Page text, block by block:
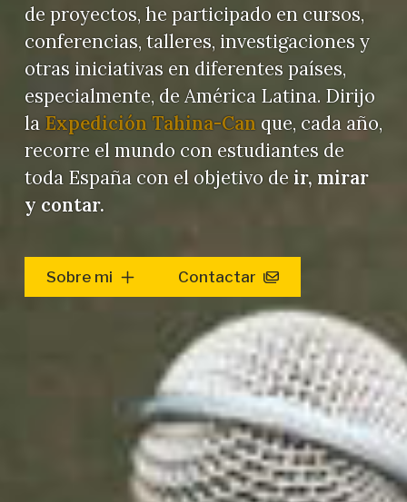
de proyectos, he participado en cursos,
conferencias, talleres, investigaciones y
otras iniciativas en diferentes países,
especialmente, de América Latina. Dirijo
la Expedición Tahina-Can que, cada año,
recorre el mundo con estudiantes de
toda España con el objetivo de ir, mirar
y contar.
Sobre mi Contactar